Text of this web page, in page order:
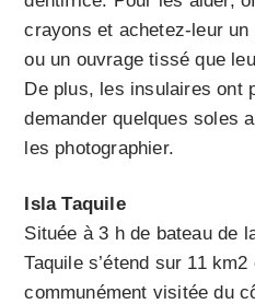
crayons et achetez-leur
ou un ouvrage tissé que
De plus, les insulaires ont
demander quelques soles
les photographier.
Isla Taquile
Située à 3 h de bateau de
Taquile s’étend sur 11
communément visitée du